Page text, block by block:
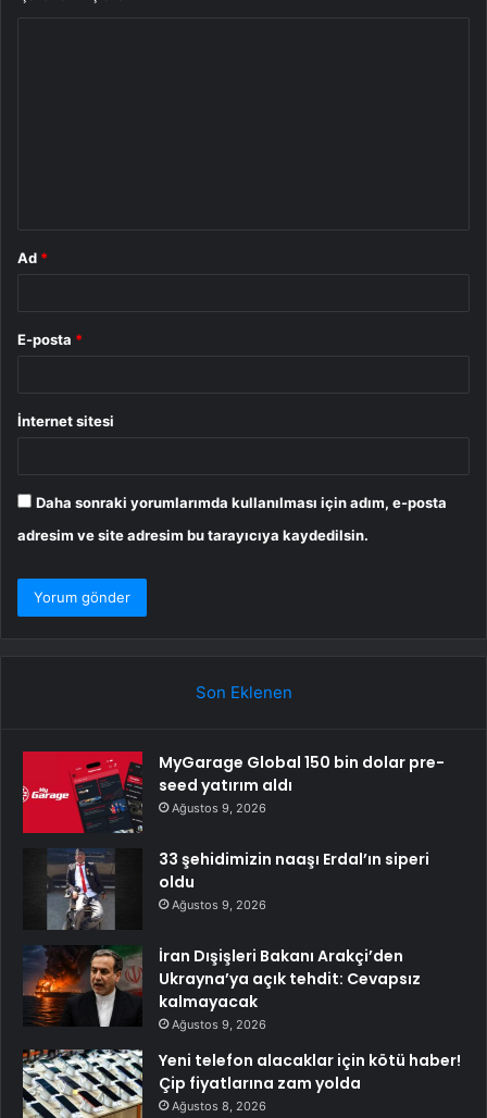
Ad *
E-posta *
İnternet sitesi
Daha sonraki yorumlarımda kullanılması için adım, e-posta
adresim ve site adresim bu tarayıcıya kaydedilsin.
Son Eklenen
MyGarage Global 150 bin dolar pre-
seed yatırım aldı
Ağustos 9, 2026
33 şehidimizin naaşı Erdal’ın siperi
oldu
Ağustos 9, 2026
İran Dışişleri Bakanı Arakçi’den
Ukrayna’ya açık tehdit: Cevapsız
kalmayacak
Ağustos 9, 2026
Yeni telefon alacaklar için kötü haber!
Çip fiyatlarına zam yolda
Ağustos 8, 2026